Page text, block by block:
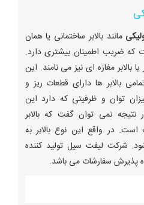
مانند بالابر ساختمانی یا همان
که ضریب اطمینان بیشتری دارد.
یا بالابر مغازه ای نیز می نامند. این
بالابر ها دارای قطعات ریز و
توان و ظرفیتی که دارد این
نتیجه نمی توان گفت که بالابر
در واقع این نوع بالابر به
شرکت لیفت سیل تولید کننده
پذیرش سفارشات می باشد.